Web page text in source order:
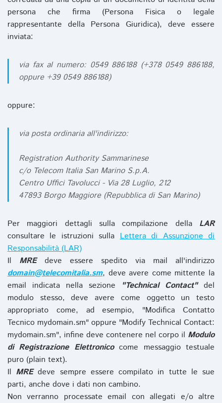
persona che firma (Persona Fisica o legale
rappresentante della Persona Giuridica), deve essere
inviata:
via fax al numero: 0549 886188 (+378 0549 886188,
oppure +39 0549 886188)
oppure:
via posta ordinaria all'indirizzo:
Registration Authority Sammarinese
c/o Telecom Italia San Marino S.p.A.
Centro Uffici Tavolucci - Via 28 Luglio, 212
47893 Borgo Maggiore (Repubblica di San Marino)
Per maggiori dettagli sulla compilazione della LAR
consultare le istruzioni sullaLettera di Assunzione di
Responsabilità (LAR)
Il MREdeve essere spedito via mail all'indirizzo
domain@telecomitalia.sm, deve avere come mittente la
email indicata nella sezione
"Technical Contact"del
modulo stesso, deve avere come oggetto un testo
appropriato come, ad esempio, "Modifica Contatto
Tecnico mydomain.sm" oppure "Modify Technical Contact:
mydomain.sm", infine deve contenere nel corpo il Modulo
di Registrazione Elettronicocome messaggio testuale
puro (plain text).
Il MREdeve sempre essere compilato in tutte le sue
parti, anche dove i dati non cambino.
Non verranno processate email con allegati e/o altre